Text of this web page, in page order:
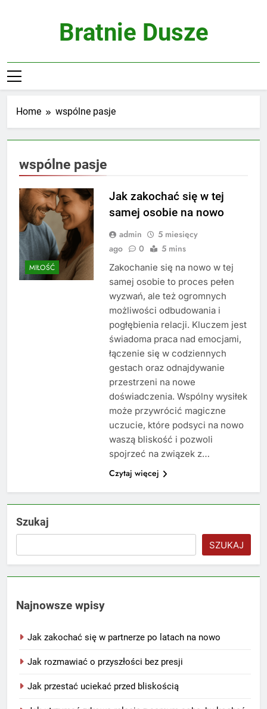
Bratnie Dusze
Home wspólne pasje
wspólne pasje
MIŁOŚĆ
Jak zakochać się w tej
samej osobie na nowo
admin
5 miesięcy
ago
0 5 mins
Zakochanie się na nowo w tej
samej osobie to proces pełen
wyzwań, ale też ogromnych
możliwości odbudowania i
pogłębienia relacji. Kluczem jest
świadoma praca nad emocjami,
łączenie się w codziennych
gestach oraz odnajdywanie
przestrzeni na nowe
doświadczenia. Wspólny wysiłek
może przywrócić magiczne
uczucie, które podsyci na nowo
waszą bliskość i pozwoli
spojrzeć na związek z…
Czytaj więcej
Szukaj
SZUKAJ
Najnowsze wpisy
Jak zakochać się w partnerze po latach na nowo
Jak rozmawiać o przyszłości bez presji
Jak przestać uciekać przed bliskością